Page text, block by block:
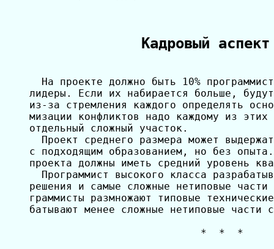
Кадровый
На проекте должно быть 10%
лидеры. Если их набирается больше,
из-за стремления каждого определять
мизации конфликтов надо каждому из
отдельный сложный участок.
Проект среднего размера может
с подходящим образованием, но без
проекта должны иметь средний уровень
Программист высокого класса
решения и самые сложные нетиповые
граммисты размножают типовые
батывают менее сложные нетиповые части
                            *  *  *